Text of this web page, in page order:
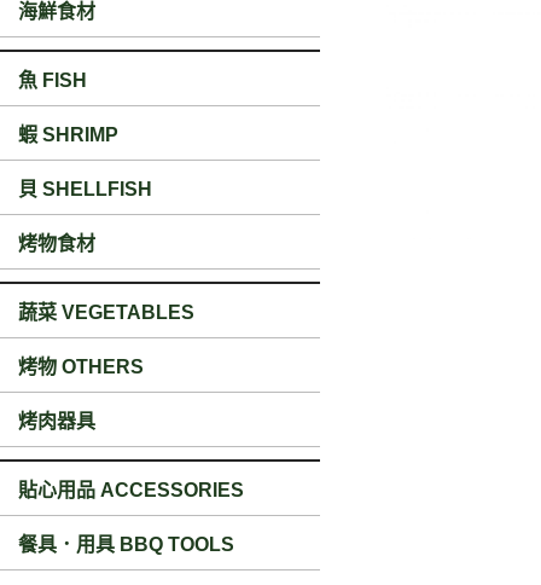
海鮮食材
魚 FISH
蝦 SHRIMP
貝 SHELLFISH
烤物食材
蔬菜 VEGETABLES
烤物 OTHERS
烤肉器具
貼心用品 ACCESSORIES
餐具．用具 BBQ TOOLS